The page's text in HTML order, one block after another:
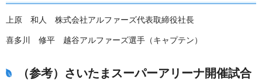
上原 和人 株式会社アルファーズ代表取締役社長
喜多川 修平 越谷アルファーズ選手（キャプテン）
（参考）さいたまスーパーアリーナ開催試合